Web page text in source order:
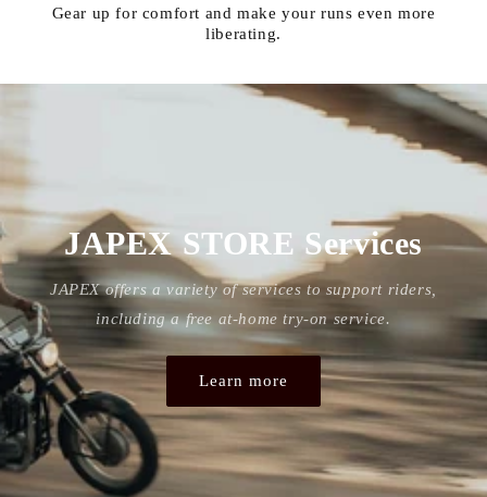
Gear up for comfort and make your runs even more
liberating.
Specialty gear from
JAPEX was founded in Tokyo in 1976 with the desire to
deliver "quality products" to all motorcycle lovers. We
have been selecting and delivering products from
excellent brands and passionate craftsmen from
around the world to Japanese riders. Since our
founding, we have been providing the joy and
reliability of riding through "world-class products."
ABOUT US